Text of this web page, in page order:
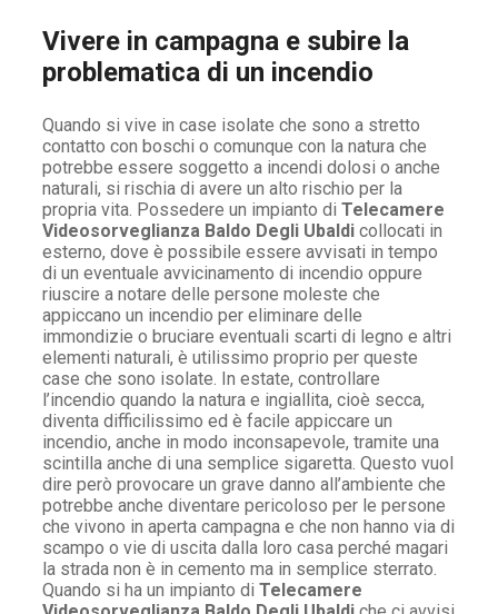
Vivere in campagna e subire la
problematica di un incendio
Quando si vive in case isolate che sono a stretto
contatto con boschi o comunque con la natura che
potrebbe essere soggetto a incendi dolosi o anche
naturali, si rischia di avere un alto rischio per la
propria vita. Possedere un impianto di Telecamere
Videosorveglianza Baldo Degli Ubaldi collocati in
esterno, dove è possibile essere avvisati in tempo
di un eventuale avvicinamento di incendio oppure
riuscire a notare delle persone moleste che
appiccano un incendio per eliminare delle
immondizie o bruciare eventuali scarti di legno e altri
elementi naturali, è utilissimo proprio per queste
case che sono isolate. In estate, controllare
l’incendio quando la natura e ingiallita, cioè secca,
diventa difficilissimo ed è facile appiccare un
incendio, anche in modo inconsapevole, tramite una
scintilla anche di una semplice sigaretta. Questo vuol
dire però provocare un grave danno all’ambiente che
potrebbe anche diventare pericoloso per le persone
che vivono in aperta campagna e che non hanno via di
scampo o vie di uscita dalla loro casa perché magari
la strada non è in cemento ma in semplice sterrato.
Quando si ha un impianto di Telecamere